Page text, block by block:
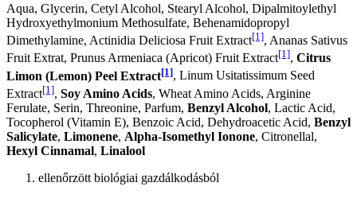
Aqua, Glycerin, Cetyl Alcohol, Stearyl Alcohol, Dipalmitoylethyl
Hydroxyethylmonium Methosulfate, Behenamidopropyl
Dimethylamine, Actinidia Deliciosa Fruit Extract[1], Ananas Sativus
Fruit Extrat, Prunus Armeniaca (Apricot) Fruit Extract[1], Citrus
Limon (Lemon) Peel Extract[1], Linum Usitatissimum Seed
Extract[1], Soy Amino Acids, Wheat Amino Acids, Arginine
Ferulate, Serin, Threonine, Parfum, Benzyl Alcohol, Lactic Acid,
Tocopherol (Vitamin E), Benzoic Acid, Dehydroacetic Acid, Benzyl
Salicylate, Limonene, Alpha-Isomethyl Ionone, Citronellal,
Hexyl Cinnamal, Linalool
ellenőrzött biológiai gazdálkodásból